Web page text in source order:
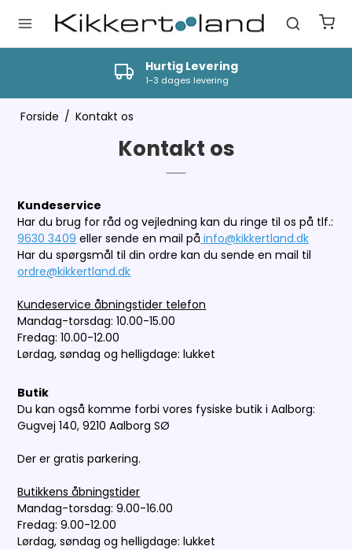
Hurtig Levering
1-3 dages levering
Forside / Kontakt os
Kontakt os
Kundeservice
Har du brug for råd og vejledning kan du ringe til os på tlf.:
9630 3409 eller sende en mail på info@kikkertland.dk
Har du spørgsmål til din ordre kan du sende en mail til
ordre@kikkertland.dk
Kundeservice åbningstider telefon
Mandag-torsdag: 10.00-15.00
Fredag: 10.00-12.00
Lørdag, søndag og helligdage: lukket
Butik
Du kan også komme forbi vores fysiske butik i Aalborg:
Gugvej 140, 9210 Aalborg SØ
Der er gratis parkering.
Butikkens åbningstider
Mandag-torsdag: 9.00-16.00
Fredag: 9.00-12.00
Lørdag, søndag og helligdage: lukket